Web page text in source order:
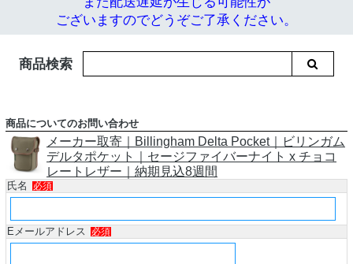
ございますのでどうぞご了承ください。
商品検索
商品についてのお問い合わせ
メーカー取寄｜Billingham Delta Pocket｜ビリンガム
デルタポケット｜セージファイバーナイト x チョコ
レートレザー｜納期見込8週間
氏名 必須
Eメールアドレス 必須